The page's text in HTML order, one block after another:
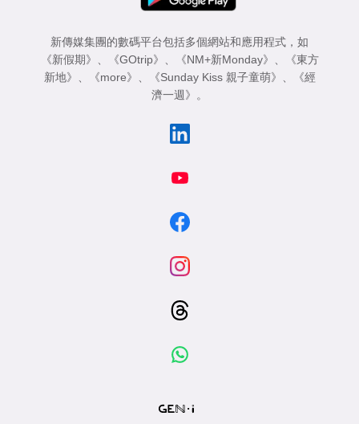
新傳媒集團的數碼平台包括多個網站和應用程式，如
《新假期》
《GOtrip》 《NM+新Monday》
《東方
新地》
《more》 《Sunday Kiss 親子童萌》
《經
濟一週》
。